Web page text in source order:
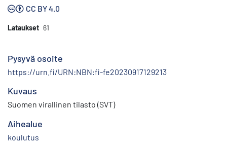
CC BY 4.0
Lataukset 61
Pysyvä osoite
https://urn.fi/URN:NBN:fi-fe20230917129213
Kuvaus
Suomen virallinen tilasto (SVT)
Aihealue
koulutus